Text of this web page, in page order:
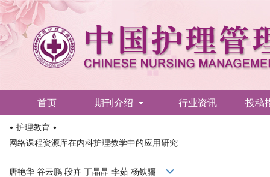
首页 期刊介绍 行业资讯 投稿
English
• 护理教育 •
网络课程资源库在内科护理教学中的应用研究
唐艳华 谷云鹏 段卉 丁晶晶 李茹 杨铁骊